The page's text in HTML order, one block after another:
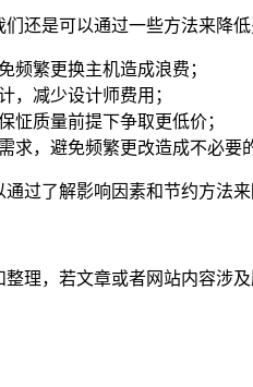
还是可以通过一些方法来降低
频繁更换主机造成浪费；
，减少设计师费用；
怔质量前提下争取更低价；
，避免频繁更改造成不必要
过了解影响因素和节约方法
理，若文章或者网站内容涉